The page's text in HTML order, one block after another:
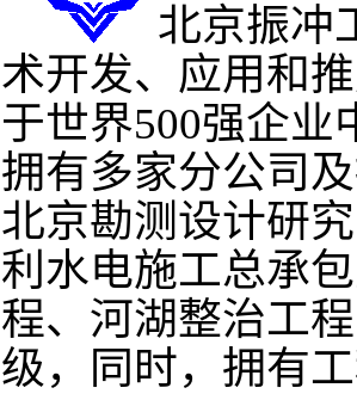
北京振冲
术开发、应用和
于世界500强企业
拥有多家分公司
北京勘测设计研
利水电施工总承
程、河湖整治工
级，同时，拥有